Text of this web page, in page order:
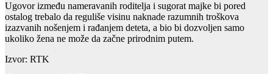
Ugovor između nameravanih roditelja i sugorat majke bi pored
ostalog trebalo da reguliše visinu naknade razumnih troškova
izazvanih nošenjem i rađanjem deteta, a bio bi dozvoljen samo
ukoliko žena ne može da začne prirodnim putem.
Izvor: RTK